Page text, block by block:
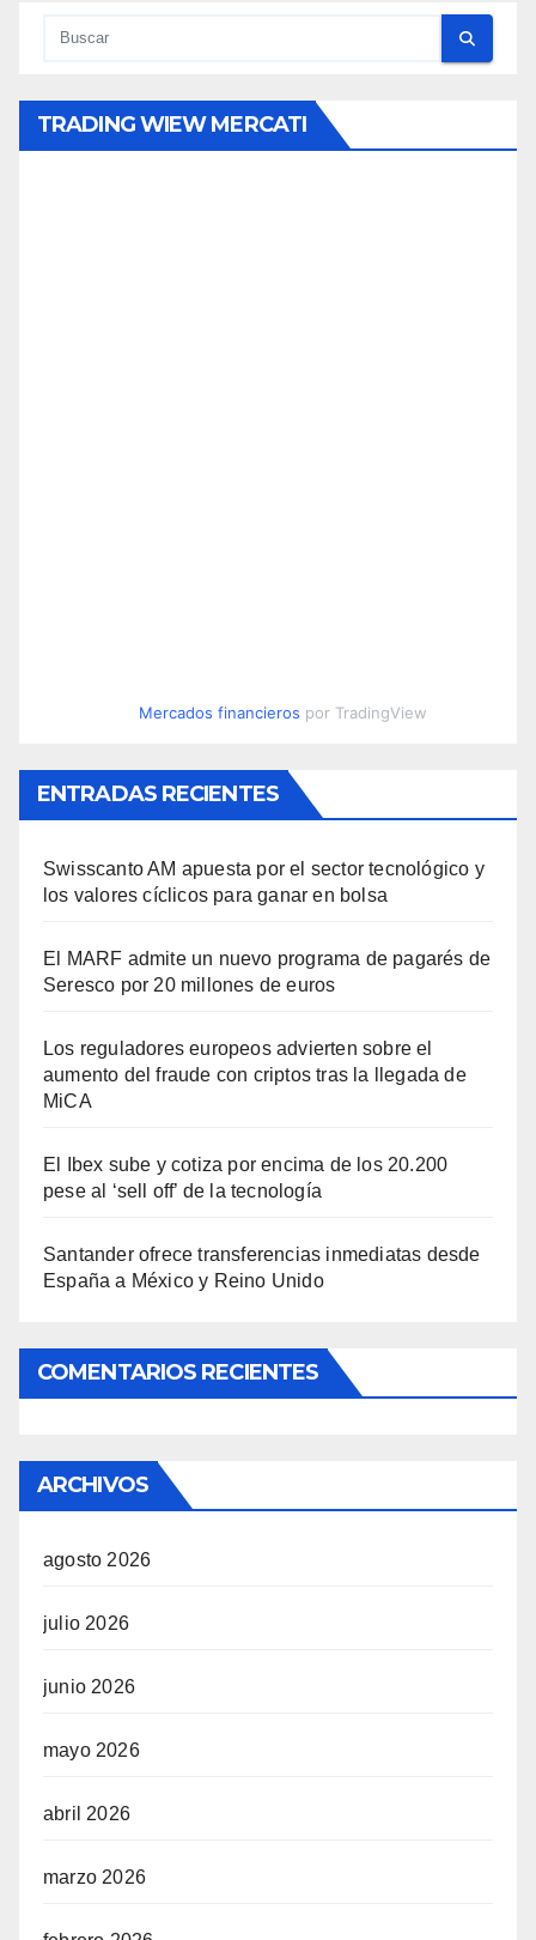
TRADING WIEW MERCATI
Mercados financieros por TradingView
ENTRADAS RECIENTES
Swisscanto AM apuesta por el sector tecnológico y
los valores cíclicos para ganar en bolsa
El MARF admite un nuevo programa de pagarés de
Seresco por 20 millones de euros
Los reguladores europeos advierten sobre el
aumento del fraude con criptos tras la llegada de
MiCA
El Ibex sube y cotiza por encima de los 20.200
pese al ‘sell off’ de la tecnología
Santander ofrece transferencias inmediatas desde
España a México y Reino Unido
COMENTARIOS RECIENTES
ARCHIVOS
agosto 2026
julio 2026
junio 2026
mayo 2026
abril 2026
marzo 2026